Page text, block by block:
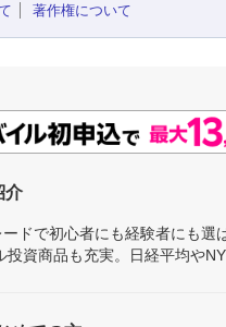
著作権について
介
ドで初心者にも経験者にも
資商品も充実。日経平均や